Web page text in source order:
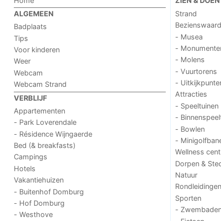
ALGEMEEN
Badplaats
Tips
Voor kinderen
Weer
Webcam
Webcam Strand
VERBLIJF
Appartementen
- Park Loverendale
- Résidence Wijngaerde
Bed (& breakfasts)
Campings
Hotels
Vakantiehuizen
- Buitenhof Domburg
- Hof Domburg
- Westhove
Strand
- Musea
-
- Molens
- Vuurtorens
-
Attracties
- Speeltuinen
-
- Bowlen
-
Wellness
Dorpen &
Natuur
Rondleidingen
Sporten
-